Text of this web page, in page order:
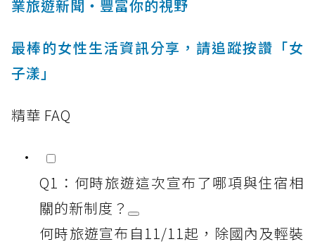
業旅遊新聞‧豐富你的視野
最棒的女性生活資訊分享，請追蹤按讚「女
子漾」
精華 FAQ
Q1：何時旅遊這次宣布了哪項與住宿相
關的新制度？
何時旅遊宣布自11/11起，除國內及輕裝